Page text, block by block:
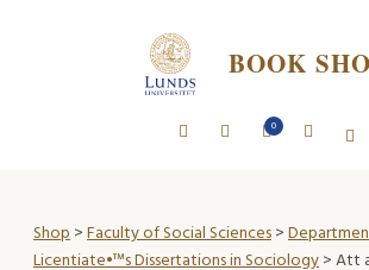
BOOK
0
Shop>Faculty of Social Sciences>
Licentiate•™s Dissertations in Sociology> Att